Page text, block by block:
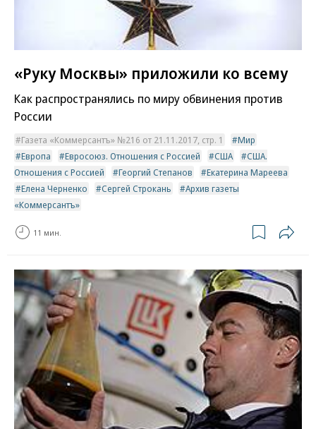
«Руку Москвы» приложили ко всему
Как распространялись по миру обвинения против
России
Газета «Коммерсантъ» №216 от 21.11.2017, стр. 1
Мир
Европа
Евросоюз. Отношения с Россией США
США.
Отношения с Россией
Георгий Степанов
Екатерина Мареева
Елена Черненко
Сергей Строкань
Архив газеты
«Коммерсантъ»
11 мин.